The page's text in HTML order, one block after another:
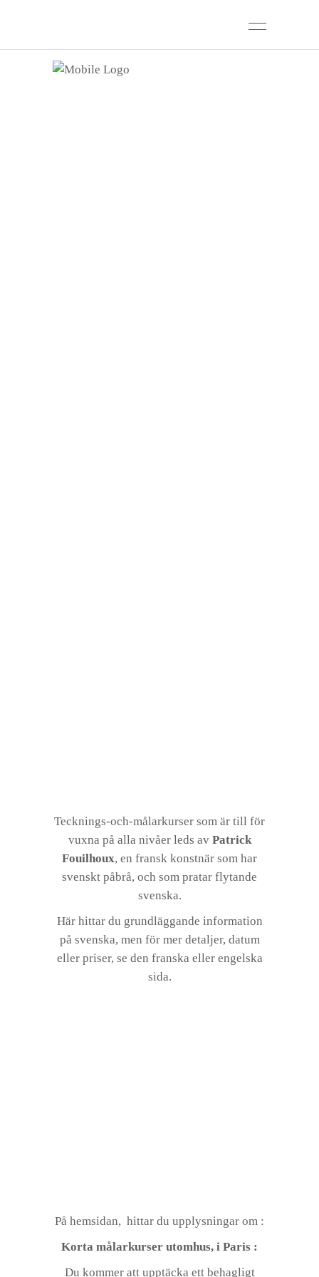
Tecknings-och-målarkurser som är till för
vuxna på alla nivåer leds av Patrick
Fouilhoux, en fransk konstnär som har
svenskt påbrå, och som pratar flytande
svenska.
Här hittar du grundläggande information
på svenska, men för mer detaljer, datum
eller priser, se den franska eller engelska
sida.
På hemsidan, hittar du upplysningar om :
Korta målarkurser utomhus, i Paris :
Du kommer att upptäcka ett behagligt